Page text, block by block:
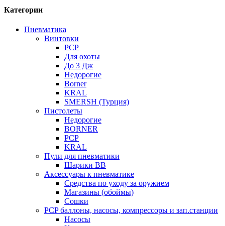
Категории
Пневматика
Винтовки
PCP
Для охоты
До 3 Дж
Недорогие
Borner
KRAL
SMERSH (Турция)
Пистолеты
Недорогие
BORNER
PCP
KRAL
Пули для пневматики
Шарики BB
Аксессуары к пневматике
Средства по уходу за оружием
Магазины (обоймы)
Сошки
PCP баллоны, насосы, компрессоры и зап.станции
Насосы